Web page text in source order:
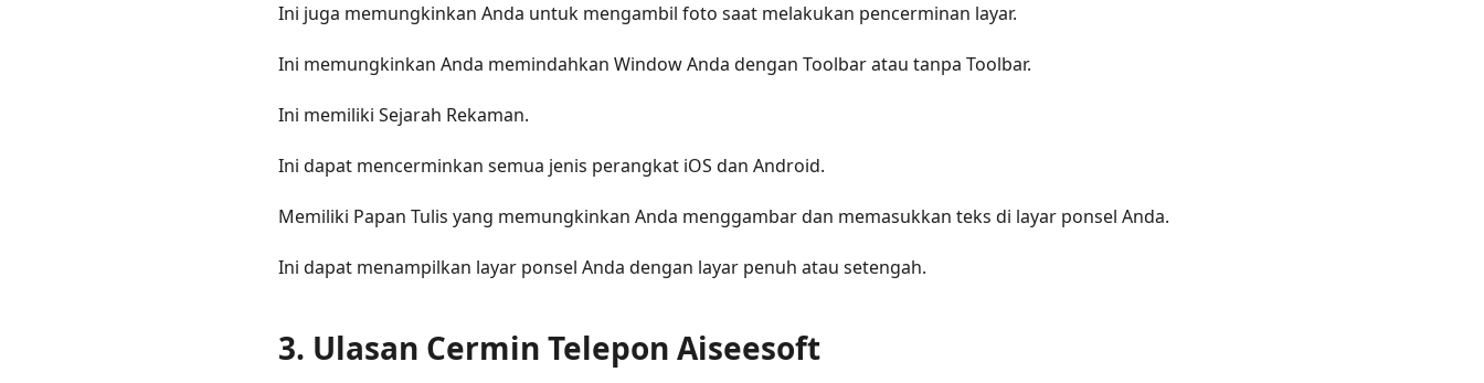
Ini juga memungkinkan Anda untuk mengambil foto saat melakukan pencerminan layar.
Ini memungkinkan Anda memindahkan Window Anda dengan Toolbar atau tanpa Toolbar.
Ini memiliki Sejarah Rekaman.
Ini dapat mencerminkan semua jenis perangkat iOS dan Android.
Memiliki Papan Tulis yang memungkinkan Anda menggambar dan memasukkan teks di layar ponsel Anda.
Ini dapat menampilkan layar ponsel Anda dengan layar penuh atau setengah.
3. Ulasan Cermin Telepon Aiseesoft